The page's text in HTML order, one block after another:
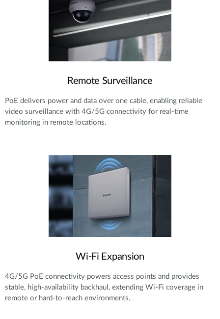
Remote Surveillance
PoE delivers power and data over one cable, enabling reliable
video surveillance with 4G/5G connectivity for real-time
monitoring in remote locations.
Wi-Fi Expansion
4G/5G PoE connectivity powers access points and provides
stable, high-availability backhaul, extending Wi-Fi coverage in
remote or hard-to-reach environments.